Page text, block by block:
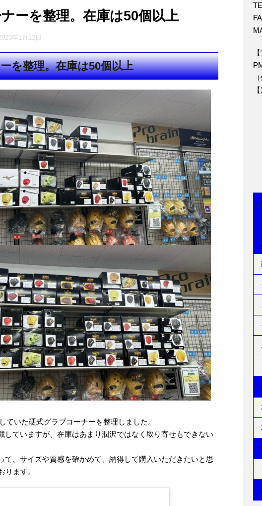
ーを整理。在庫は50個以上
年1月12日
を整理。在庫は50個以上
ていた硬式グラブコーナーを整理しました。
していますが、在庫はあまり潤沢ではなく取り寄せもできない
て、サイズや質感を確かめて、納得して購入いただきたいと思
ります。